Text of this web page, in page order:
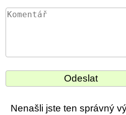
Nenašli jste ten správný